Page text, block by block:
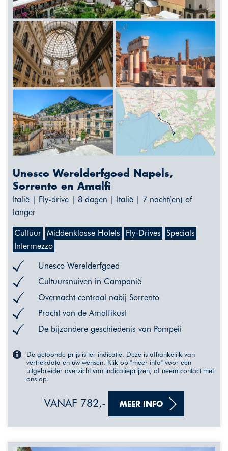
Unesco Werelderfgoed Napels,
Sorrento en Amalfi
Italië | Fly-drive | 8 dagen | Italië | 7 nacht(en) of
langer
Cultuur Middenklasse Hotels Fly-Drives
Specials
Intermezzo
Unesco Werelderfgoed
Cultuursnuiven in Campanië
Overnacht centraal nabij Sorrento
Pracht van de Amalfikust
De bijzondere geschiedenis van Pompeii
De getoonde prijs is ter indicatie. Deze is afhankelijk van
vertrekdata en uw wensen. Klik op "meer info" voor een
uitgebreider overzicht van indicatieprijzen, of neem contact met
ons op.
VANAF 782,- MEER INFO